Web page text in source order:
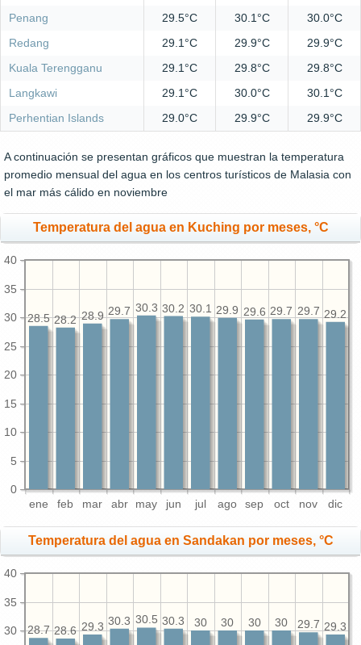
Penang
29.5°C 30.1°C
30.0°C
Redang
29.1°C 29.9°C
29.9°C
Kuala Terengganu
29.1°C 29.8°C
29.8°C
Langkawi
29.1°C 30.0°C
30.1°C
Perhentian Islands
29.0°C 29.9°C 29.9°C
A continuación se presentan gráficos que muestran la temperatura
promedio mensual del agua en los centros turísticos de Malasia con
el mar más cálido en noviembre
Temperatura del agua en Kuching por meses, °C
ene feb mar abr may jun jul ago sep oct nov dic
0
5
10
15
20
25
30
35
40
29.2
29.7
29.7
29.6
29.9
30.1
30.2
30.3
29.7
28.9
28.2
28.5
Temperatura del agua en Sandakan por meses, °C
30
35
40
29.3
29.7
30
30
30
30
30.3
30.5
30.3
29.3
28.6
28.7